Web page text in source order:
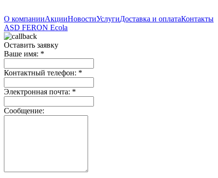
О компанииАкцииНовостиУслугиДоставка и оплатаКонтакты
ASD FERON Ecola
Оставить заявку
Ваше имя: *
Контактный телефон: *
Электронная почта: *
Сообщение: